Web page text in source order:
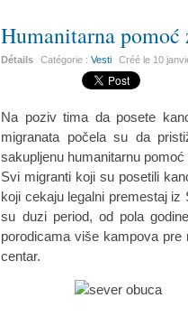
Humanitarna pomoć
Détails Catégorie :Vesti Créé le 10
Na poziv tima da posete
migranata počela su da
sakupljenu humanitarnu
Svi migranti koji su posetili
koji cekaju legalni premestaj
su duzi period, od pola
porodicama više kampova pre
centar.